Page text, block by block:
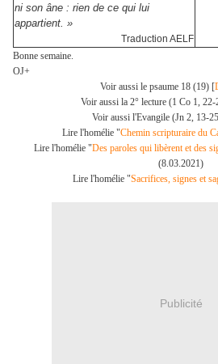
ni son âne : rien de ce qui lui
appartient. »
Traduction AELF
Bonne semaine.
OJ+
Voir aussi le psaume 18 (19) [
Voir aussi la 2° lecture (1 Co 1,
Voir aussi l'Evangile (Jn 2, 13-
Lire l'homélie "Chemin scripturaire du
Lire l'homélie "Des paroles qui libèrent et des
(8.03.2021)
Lire l'homélie "Sacrifices, signes et
Publicité